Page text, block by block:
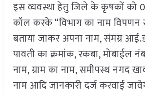
इस व्यवस्था हेतु जिले के कृषकों को
कॉल करके “विभाग का नाम विपणन
बताया जाकर अपना नाम, संमग्र
पावती का क्रमांक, रकबा, मोबाईल
नाम, ग्राम का नाम, समीपस्थ नगद
नाम आदि जानकारी दर्ज करवाई